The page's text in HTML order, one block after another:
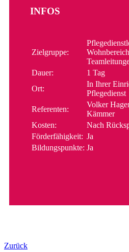
INFOS
Zielgruppe:
Dauer:
1 Tag
Ort:
In Ihrer
Pflegedienst
Referenten:
Volker
Kämmer
Kosten:
Nach
Förderfähigkeit: Ja
Bildungspunkte: Ja
Zurück